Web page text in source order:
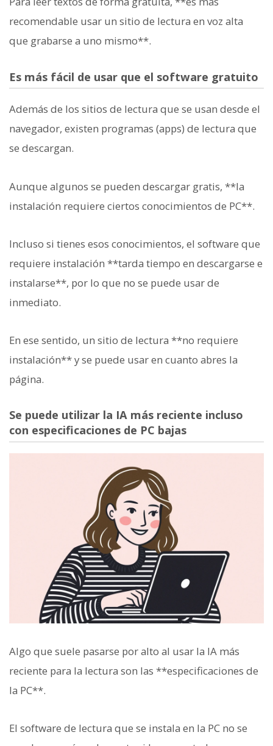
recomendable usar un sitio de lectura en voz alta
que grabarse a uno mismo**.
Es más fácil de usar que el software gratuito
Además de los sitios de lectura que se usan desde el
navegador, existen programas (apps) de lectura que
se descargan.
Aunque algunos se pueden descargar gratis, **la
instalación requiere ciertos conocimientos de PC**.
Incluso si tienes esos conocimientos, el software que
requiere instalación **tarda tiempo en descargarse e
instalarse**, por lo que no se puede usar de
inmediato.
En ese sentido, un sitio de lectura **no requiere
instalación** y se puede usar en cuanto abres la
página.
Se puede utilizar la IA más reciente incluso
con especificaciones de PC bajas
Algo que suele pasarse por alto al usar la IA más
reciente para la lectura son las **especificaciones de
la PC**.
El software de lectura que se instala en la PC no se